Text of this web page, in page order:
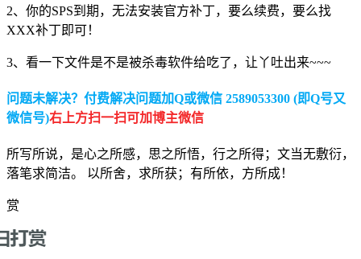
2、你的SPS到期，无法安装官方补丁，要么续费，要么找
XXX补丁即可！
3、看一下文件是不是被杀毒软件给吃了，让丫吐出来~~~
问题未解决？付费解决问题加Q或微信 2589053300 (即Q号又
微信号)右上方扫一扫可加博主微信
所写所说，是心之所感，思之所悟，行之所得；文当无敷衍，
落笔求简洁。 以所舍，求所获；有所依，方所成！
赏